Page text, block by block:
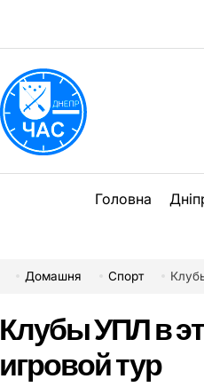
Головна
Домашня Спорт
Клубы УПЛ в
игровой тур